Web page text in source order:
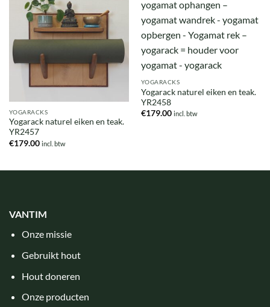
YOGARACKS
Yogarack naturel eiken en teak.
YR2457
€179.00 incl. btw
YOGARACKS
Yogarack naturel eiken en teak.
YR2458
€179.00 incl. btw
VANTIM
Onze missie
Gebruikt hout
Hout doneren
Onze producten